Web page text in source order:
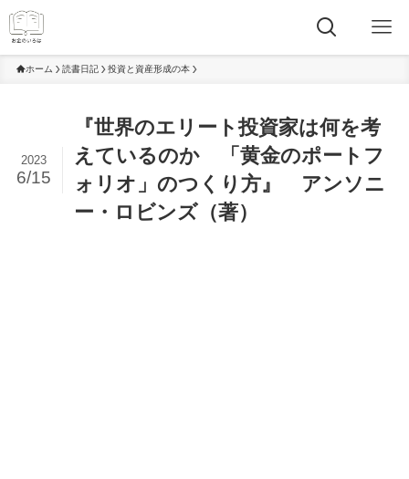
ホーム 読書日記 投資と資産形成の本
『世界のエリート投資家は何を考
えているのか 「黄金のポートフ
ォリオ」のつくり方』 アンソニ
ー・ロビンズ（著）
2023
6/15